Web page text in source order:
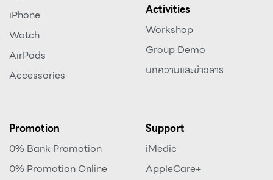
iPhone
Watch
AirPods
Accessories
Activities
Workshop
Group Demo
บทความและข่าวสาร
Promotion
0% Bank Promotion
0% Promotion Online
Support
iMedic
AppleCare+